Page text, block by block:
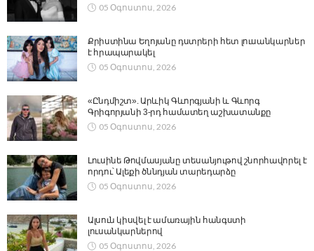
05 Օգոստոս, 2026
Քրիստինա Եղոյանը դստրերի հետ լուսանկարներ
է հրապարակել
05 Օգոստոս, 2026
«Ընդմիշտ». Արևիկ Գևորգյանի և Գևորգ
Գրիգորյանի 3-րդ համատեղ աշխատանքը
05 Օգոստոս, 2026
Լուսինե Թովմասյանը տեսանյութով շնորհավորել է
որդու՝ Ալեքի ծննդյան տարեդարձը
05 Օգոստոս, 2026
Ալսուն կիսվել է ամառային հանգստի
լուսանկարներով
05 Օգոստոս, 2026